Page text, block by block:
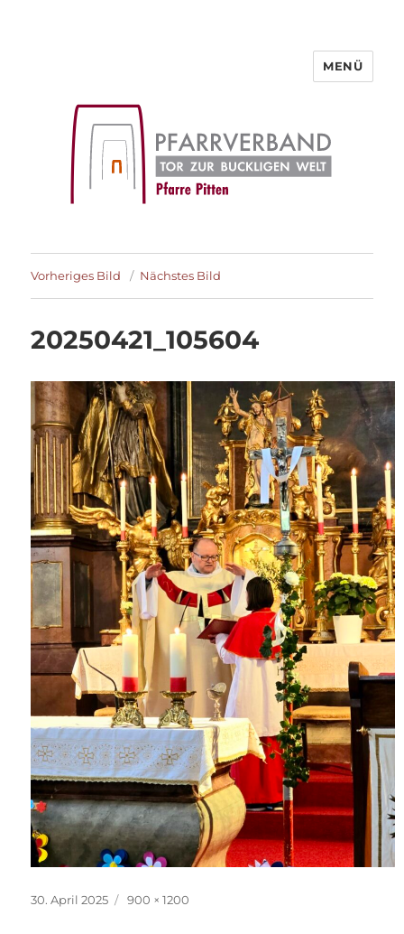
MENÜ
Vorheriges Bild Nächstes Bild
20250421_105604
Veröffentlicht
30. April 2025 Originalgröße
900 × 1200